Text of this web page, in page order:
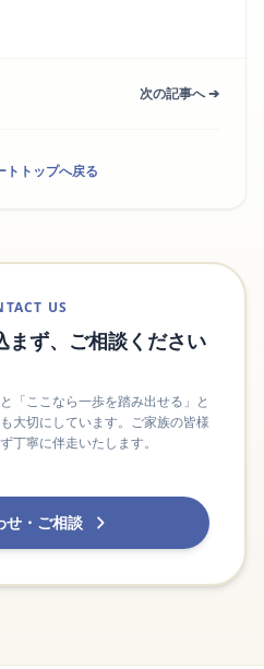
次の記事へ ➔
トトップへ戻る
US
まず、ご相談ください
「ここなら一歩を踏み出せる」と
大切にしています。ご家族の皆様
丁寧に伴走いたします。
せ・ご相談